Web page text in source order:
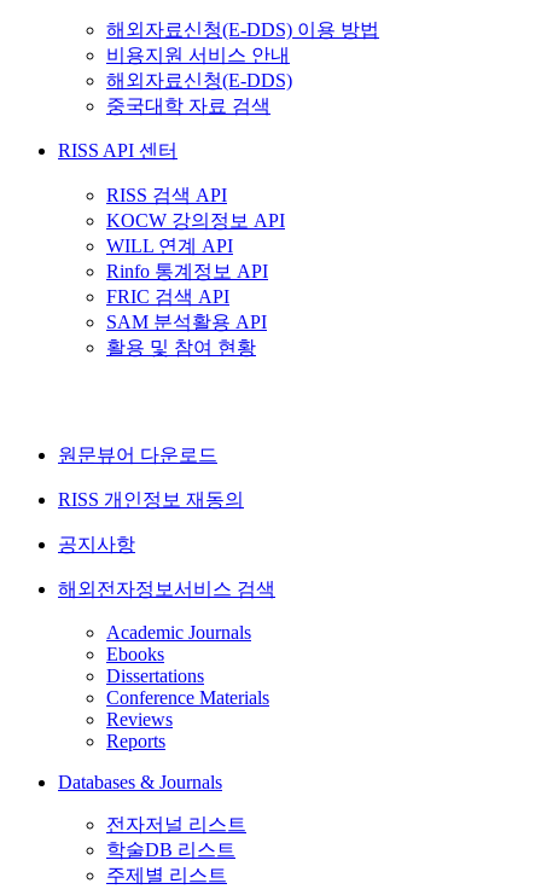
해외자료신청(E-DDS) 이용 방법
비용지원 서비스 안내
해외자료신청(E-DDS)
중국대학 자료 검색
RISS API 센터
RISS 검색 API
KOCW 강의정보 API
WILL 연계 API
Rinfo 통계정보 API
FRIC 검색 API
SAM 분석활용 API
활용 및 참여 현황
원문뷰어 다운로드
RISS 개인정보 재동의
공지사항
해외전자정보서비스 검색
Academic Journals
Ebooks
Dissertations
Conference Materials
Reviews
Reports
Databases & Journals
전자저널 리스트
학술DB 리스트
주제별 리스트